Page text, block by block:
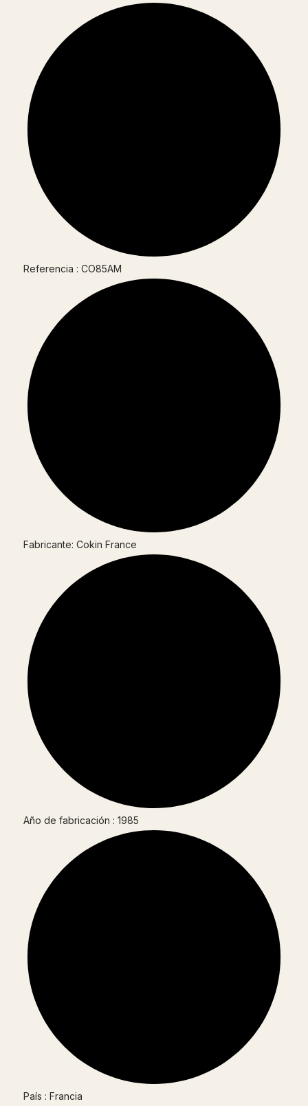
Referencia : CO85AM
Fabricante: Cokin France
Año de fabricación : 1985
País : Francia